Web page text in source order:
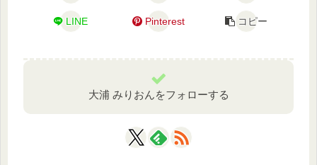
LINE Pinterest コピー
大浦 みりおんをフォローする